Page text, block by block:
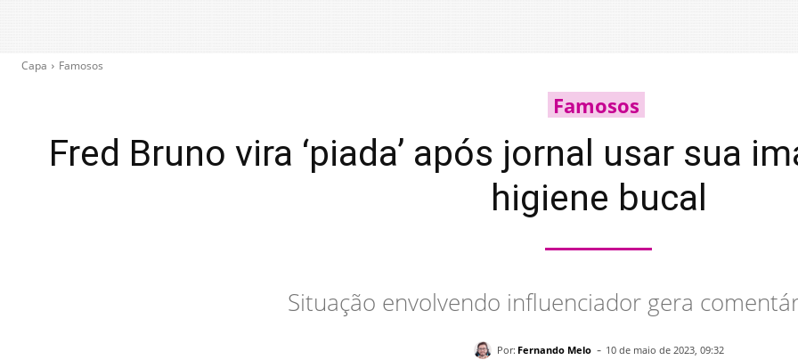
Capa Famosos
Famosos
Fred Bruno vira ‘piada’ após jornal usar sua
higiene bucal
Situação envolvendo influenciador gera
Por: Fernando Melo - 10 de maio de 2023, 09:32